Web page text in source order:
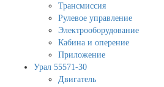
Трансмиссия
Рулевое управление
Электрооборудование
Кабина и оперение
Приложение
Урал 55571-30
Двигатель